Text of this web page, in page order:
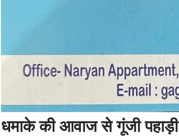
धमाके की आवाज से गूंजी पहाड़ी